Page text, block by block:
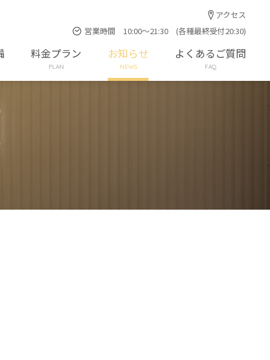
料金プラン
PLAN
お知らせ
NEWS
よくあるご質問
FAQ
アクセス
営業時間 10:00～21:30 (各種最終受付20:30)